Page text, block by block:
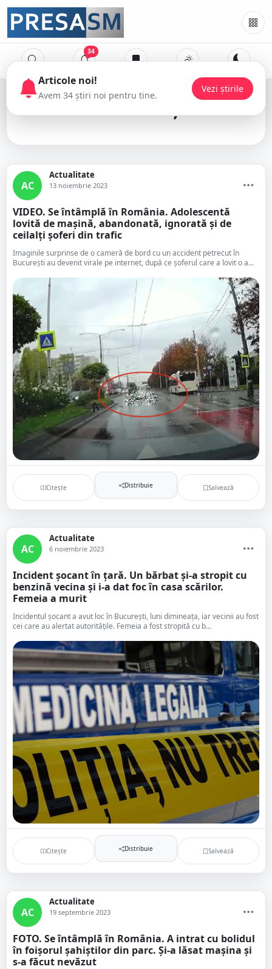
34
București
AC
Actualitate
13 noiembrie 2023
VIDEO. Se întâmplă în România. Adolescentă
lovită de mașină, abandonată, ignorată şi de
ceilalți șoferi din trafic
Imaginile surprinse de o cameră de bord cu un accident petrecut în
București au devenit virale pe internet, după ce șoferul care a lovit o a...
Citește Distribuie Salvează
AC
Actualitate
6 noiembrie 2023
Incident șocant în țară. Un bărbat și-a stropit cu
benzină vecina și i-a dat foc în casa scărilor.
Femeia a murit
Incidentul șocant a avut loc în București, luni dimineața, iar vecinii au fost
cei care au alertat autoritățile. Femeia a fost stropită cu b...
Citește Distribuie Salvează
AC
Actualitate
19 septembrie 2023
FOTO. Se întâmplă în România. A intrat cu bolidul
în foișorul șahiștilor din parc. Și-a lăsat mașina și
s-a făcut nevăzut